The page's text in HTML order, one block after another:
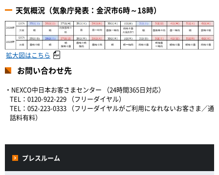
天気概況（気象庁発表：金沢市6時～18時）
拡大図はこちら
お問い合わせ先
・NEXCO中日本お客さまセンター （24時間365日対応）
TEL：0120-922-229 （フリーダイヤル）
TEL：052-223-0333 （フリーダイヤルがご利用になれないお客さま／通
話料有料）
プレスルーム